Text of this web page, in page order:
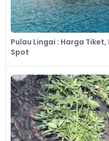
Pulau Lingai : Harga
Spot